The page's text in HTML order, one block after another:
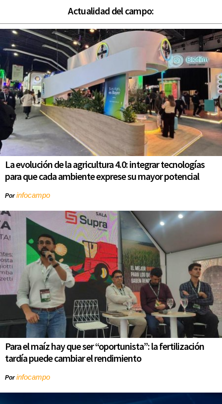
Actualidad del campo:
La evolución de la agricultura 4.0: integrar tecnologías
para que cada ambiente exprese su mayor potencial
Porinfocampo
Para el maíz hay que ser “oportunista”: la fertilización
tardía puede cambiar el rendimiento
Porinfocampo